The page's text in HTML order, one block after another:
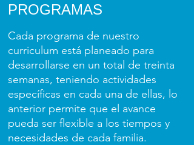
PROGRAMAS
Cada programa de nuestro
curriculum está planeado para
desarrollarse en un total de treinta
semanas, teniendo actividades
específicas en cada una de ellas, lo
anterior permite que el avance
pueda ser flexible a los tiempos y
necesidades de cada familia.